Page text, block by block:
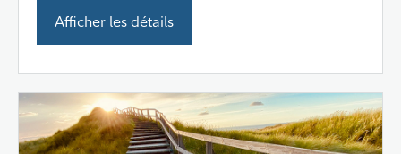
Afficher les détails